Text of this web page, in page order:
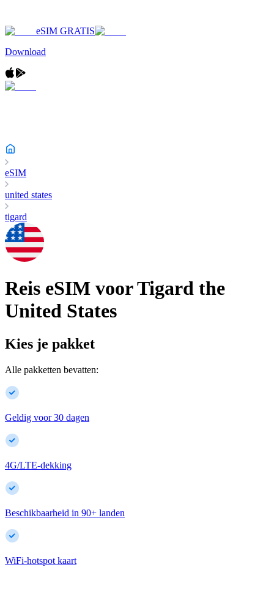
eSIM GRATIS
Download
eSIM
united states
tigard
Reis eSIM voorTigard the
United States
Kies je pakket
Alle pakketten bevatten:
Geldig voor 30 dagen
4G/LTE-dekking
Beschikbaarheid in 90+ landen
WiFi-hotspot kaart